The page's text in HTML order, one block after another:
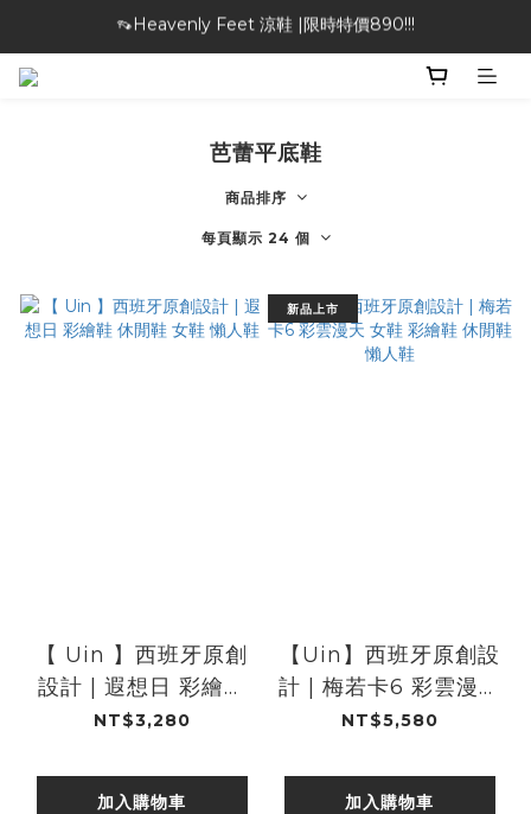
🎁特物館 | 滿額現折最高$1000！
🎁特物館 | 滿額現折最高$1000！
芭蕾平底鞋
商品排序
每頁顯示 24 個
【 Uin 】西班牙原創
設計 | 遐想日 彩繪鞋
休閒鞋 女鞋 懶人鞋
NT$3,280
加入購物車
新品上市
【Uin】西班牙原創設
計 | 梅若卡6 彩雲漫天
女鞋 彩繪鞋 休閒鞋 懶
NT$5,580
加入購物車